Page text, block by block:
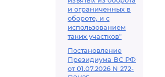
и ограниченных в
обороте, и с
использованием
таких участков"
Постановление
Президиума ВС РФ
от 01.07.2026 N 272-